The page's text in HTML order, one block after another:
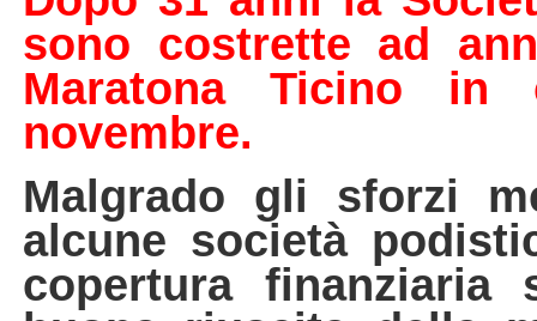
sono costrette ad
Maratona Ticino in
novembre.
Malgrado gli sforzi
alcune società
copertura finanziaria